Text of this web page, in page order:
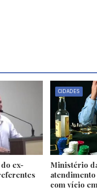
ex-
CIDADES
Ministério
com vício